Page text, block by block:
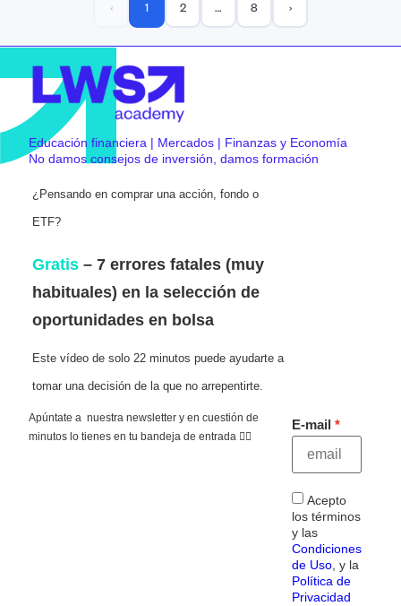
‹ 1 2 … 8 ›
Educación financiera | Mercados | Finanzas y Economía
No damos consejos de inversión, damos formación
¿Pensando en comprar una acción, fondo o
ETF?
Gratis – 7 errores fatales (muy
habituales) en la selección de
oportunidades en bolsa
Este vídeo de solo 22 minutos puede ayudarte a
tomar una decisión de la que no arrepentirte.
Apúntate a nuestra newsletter y en cuestión de
minutos lo tienes en tu bandeja de entrada 👇🏻
E-mail
Acepto
los términos
y las
Condiciones
de Uso, y la
Política de
Privacidad